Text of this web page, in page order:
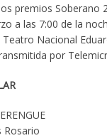
premios Soberano
a las 7:00 de la
Teatro Nacional
por